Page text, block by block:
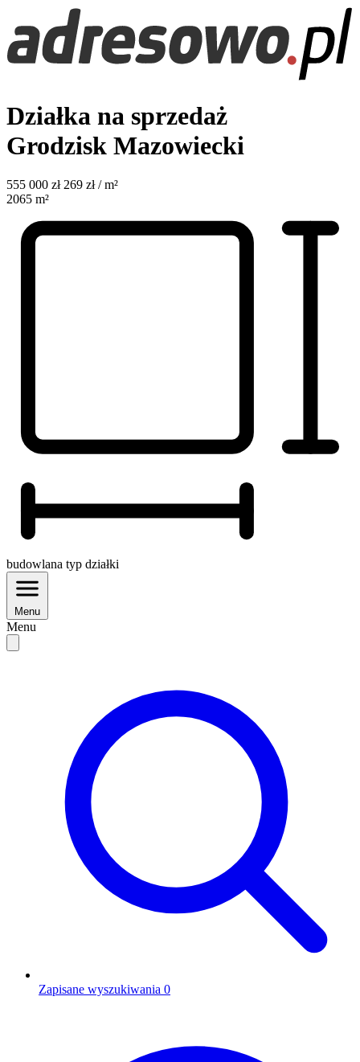
Działka na sprzedaż
Grodzisk Mazowiecki
555 000 zł 269 zł / m²
2065 m²
budowlana typ działki
Menu
Menu
Zapisane wyszukiwania 0